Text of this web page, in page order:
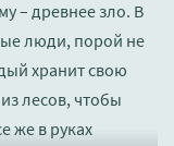
– древнее зло. В
люди, порой не
хранит свою
лесов, чтобы
же в руках